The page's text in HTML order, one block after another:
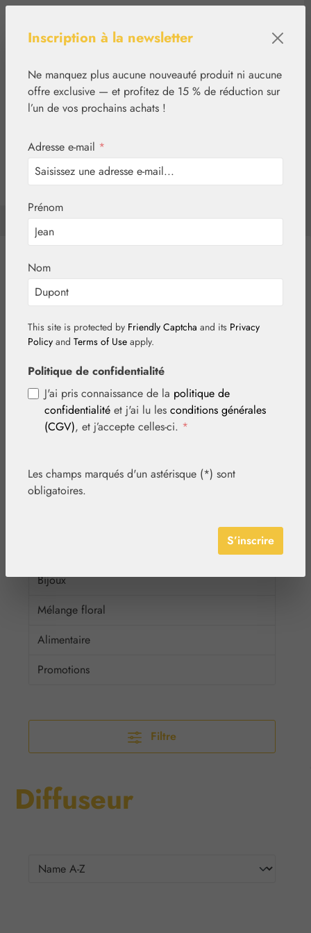
tcinn-a11y-toolbar.show
Essences florales
Aromathérapie
Végétal
Cosmétique
Basiques
Globules neutres
Matières premières
Bijoux
Mélange floral
Alimentaire
Promotions
Filtre
Diffuseur
Inscription à la newsletter
Ne manquez plus aucune nouveauté produit ni aucune
offre exclusive — et profitez de 15 % de réduction sur
l’un de vos prochains achats !
Adresse e-mail *
Prénom
Nom
This site is protected by Friendly Captcha and its Privacy
Policy and Terms of Use apply.
Politique de confidentialité
J'ai pris connaissance de la politique de
confidentialité et j'ai lu les conditions générales
(CGV), et j’accepte celles-ci. *
Les champs marqués d'un astérisque (*) sont
obligatoires.
S’inscrire